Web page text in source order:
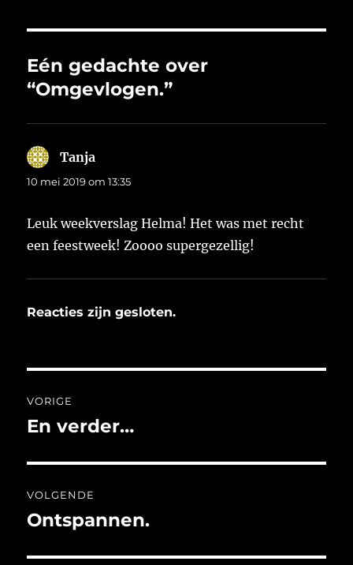
Eén gedachte over
“Omgevlogen.”
Tanja
10 mei 2019 om 13:35
Leuk weekverslag Helma! Het was met recht
een feestweek! Zoooo supergezellig!
Reacties zijn gesloten.
navigatie
VORIGE
Vorig
En verder…
VOLGENDE
Volgend
Ontspannen.